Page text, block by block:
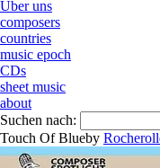
Über uns
composers
countries
music epoch
CDs
sheet music
about
Suchen nach:
Touch Of Blueby